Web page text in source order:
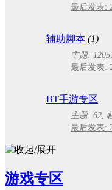
最后发表:
辅助脚本 (1)
主题: 1205
最后发表:
BT手游专区
主题: 62
最后发表:
游戏专区